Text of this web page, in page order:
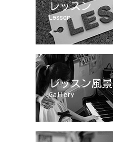
レッスン
Lesson
レッスン風景
Gallery